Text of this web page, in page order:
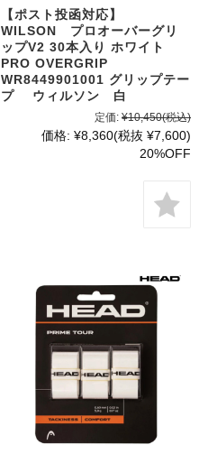
【ポスト投函対応】
WILSON プロオーバーグリ
ップV2 30本入り ホワイト
PRO OVERGRIP
WR8449901001 グリップテー
プ ウィルソン 白
定価: ¥10,450(税込)
価格: ¥8,360(税抜 ¥7,600)
20%OFF